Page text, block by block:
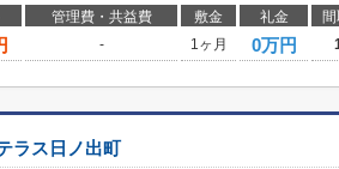
管理費・共益費 敷金 礼金 間
- 1ヶ月 0万円
ラス日ノ出町